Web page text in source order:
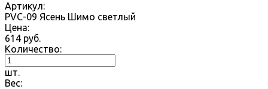
Артикул:
PVC-09 Ясень Шимо светлый
Цена:
614 руб.
Количество:
шт.
Вес: